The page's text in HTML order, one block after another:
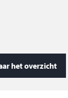
is aangelegd met
het overzicht